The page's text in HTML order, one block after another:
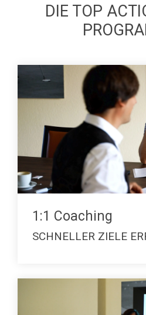
DIE TOP
1:1 Coaching
SCHNELLER ZIELE